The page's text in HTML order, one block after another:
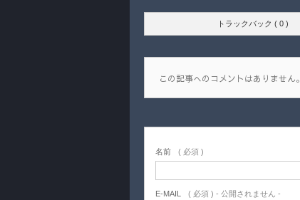
トラックバック ( 0 )
この記事へのコメントはありません。
名前 ( 必須 )
E-MAIL ( 必須 ) - 公開されません -